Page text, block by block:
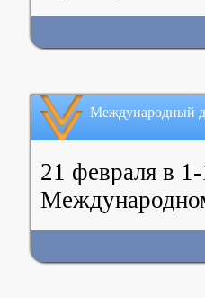
Международный
21 февраля в